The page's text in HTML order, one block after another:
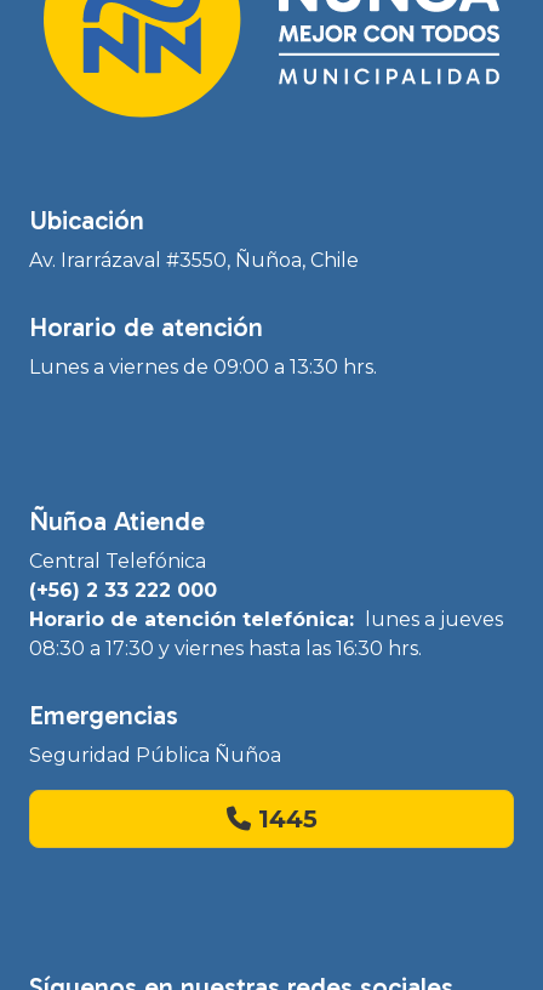
Ubicación
Av. Irarrázaval #3550, Ñuñoa, Chile
Horario de atención
Lunes a viernes de 09:00 a 13:30 hrs.
Ñuñoa Atiende
Central Telefónica
(+56) 2 33 222 000
Horario de atención telefónica:
lunes a jueves
08:30 a 17:30 y viernes hasta las 16:30 hrs.
Emergencias
Seguridad Pública Ñuñoa
1445